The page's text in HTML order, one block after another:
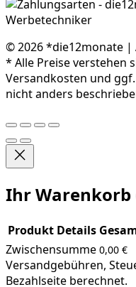
© 2026 *die12monate |
* Alle Preise verstehen
Versandkosten und
nicht anders
Ihr Warenkorb
Produkte
im
Produkt Details
Zwischensumme 0,00 €
Versandgebühren,
Bezahlseite berechnet.